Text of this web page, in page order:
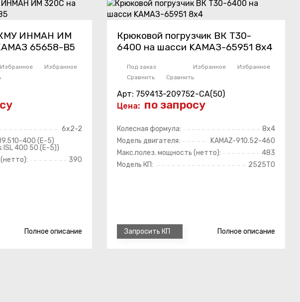
КМУ ИНМАН ИМ
65658-В5
Избранное
Избранное
6x2-2
400 (Е-5)
ISL 400 50 (Е-5))
390
Полное описание
Крюковой погрузчик ВК Т30-
6400 на шасси KAMAЗ-65951 8х4
Под заказ Избранное
Избранное
Сравнить
Сравнить
Арт: 759413-209752-CA(50)
Цена: по запросу
Колесная формула:
8х4
Модель двигателя:
KAMAZ-910.52-460
Макс.полез. мощность (нетто):
483
Модель КП:
2525TO
Запросить КП Полное описание